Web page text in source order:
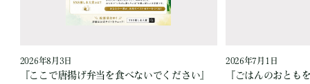
2026年8月3日
『ここで唐揚げ弁当を食べないでください』
2026年7月1日
『ごはんのおとも